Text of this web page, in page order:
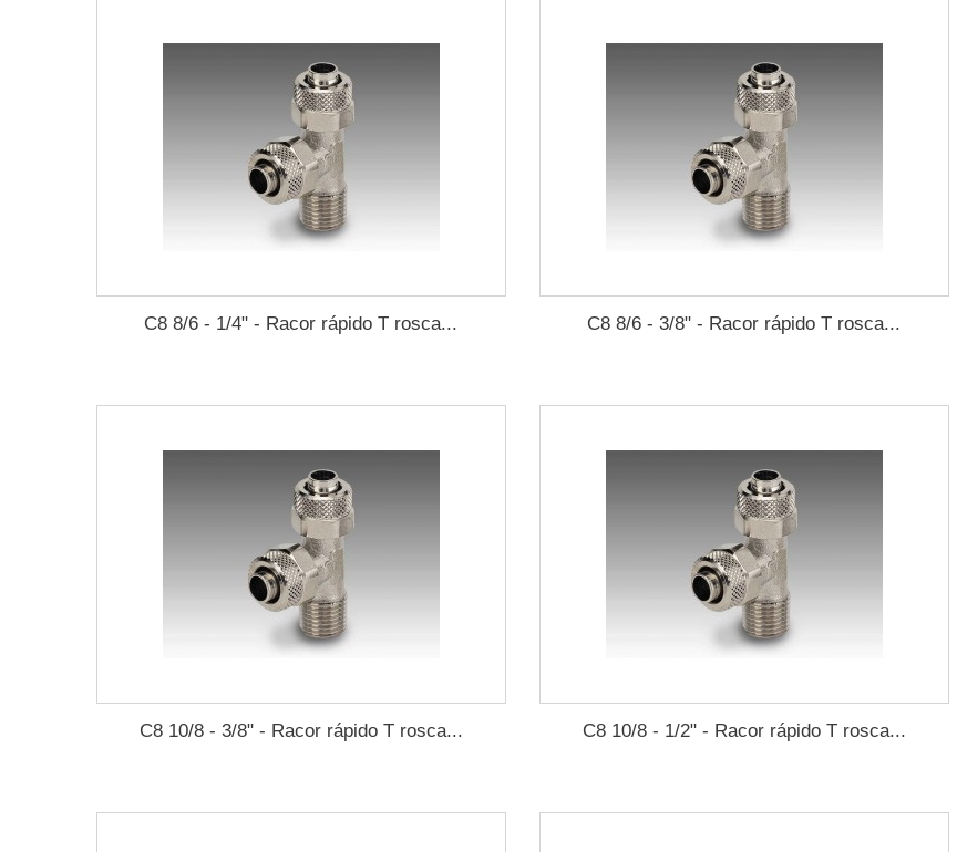
C8 8/6 - 1/4" - Racor rápido T rosca... C8 8/6 - 3/8" - Racor rápido T rosca...
C8 10/8 - 3/8" - Racor rápido T rosca... C8 10/8 - 1/2" - Racor rápido T rosca...